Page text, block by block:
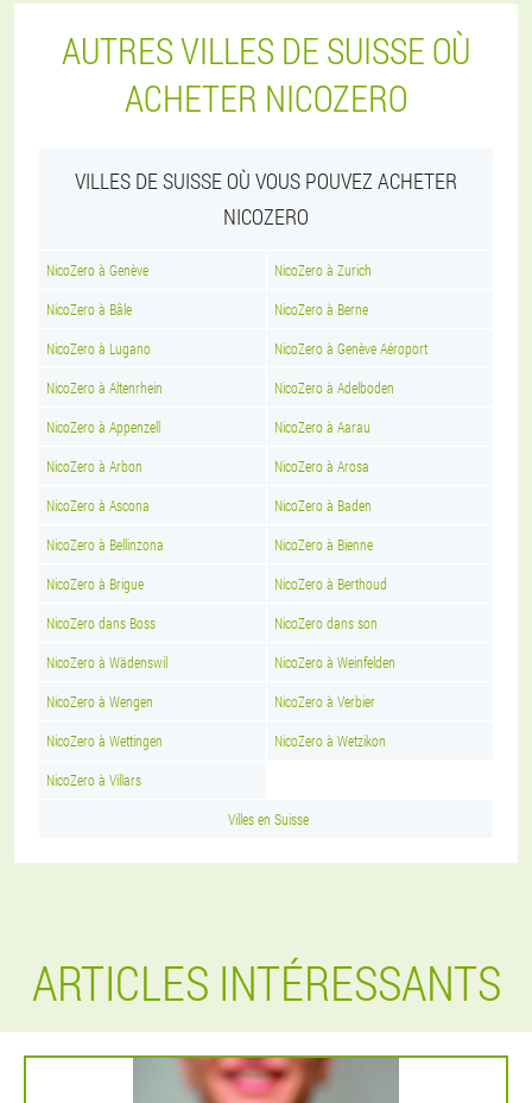
AUTRES VILLES DE SUISSE OÙ
ACHETER NICOZERO
VILLES DE SUISSE OÙ VOUS POUVEZ ACHETER
NICOZERO
NicoZero à Genève NicoZero à Zurich
NicoZero à Bâle NicoZero à Berne
NicoZero à Lugano NicoZero à Genève Aéroport
NicoZero à Altenrhein NicoZero à Adelboden
NicoZero à Appenzell NicoZero à Aarau
NicoZero à Arbon NicoZero à Arosa
NicoZero à Ascona NicoZero à Baden
NicoZero à Bellinzona NicoZero à Bienne
NicoZero à Brigue NicoZero à Berthoud
NicoZero dans Boss NicoZero dans son
NicoZero à Wädenswil NicoZero à Weinfelden
NicoZero à Wengen NicoZero à Verbier
NicoZero à Wettingen NicoZero à Wetzikon
NicoZero à Villars
Villes en Suisse
ARTICLES INTÉRESSANTS